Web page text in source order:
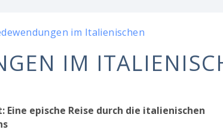
im Italienischen
IM
epische Reise durch die italienischen